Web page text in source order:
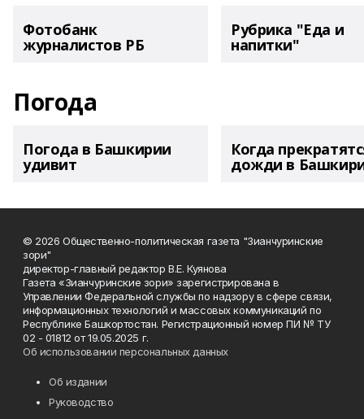
Фотобанк
журналистов РБ
Рубрика "Еда и
напитки"
Погода
Погода в Башкирии
удивит
Когда
дожди в
© 2026 Общественно-политическая газета "Зианчуринские
зори"
директор-главный редактор В.Е. Куянова
Газета «Зианчуринские зори» зарегистрирована в
Управлении Федеральной службы по надзору в сфере связи,
информационных технологий и массовых коммуникаций по
Республике Башкортостан. Регистрационный номер ПИ № ТУ
02 - 01812 от 19.05.2025 г.
Об использовании персональных данных
Об издании
Руководство